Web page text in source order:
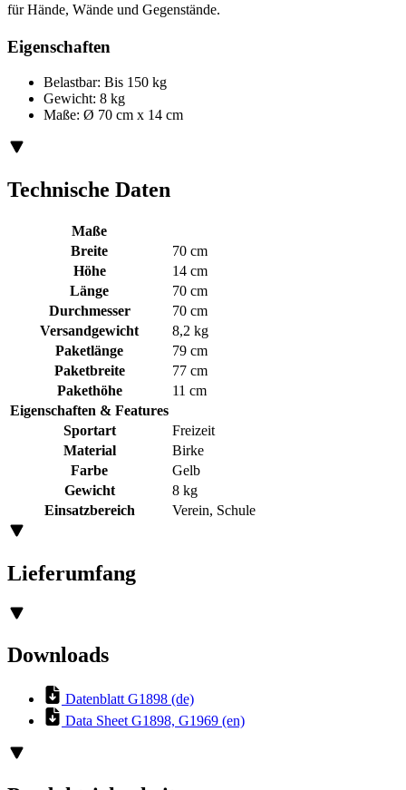
für Hände, Wände und Gegenstände.
Eigenschaften
Belastbar: Bis 150 kg
Gewicht: 8 kg
Maße: Ø 70 cm x 14 cm
Technische Daten
Maße
Breite
70 cm
Höhe
14 cm
Länge
70 cm
Durchmesser
70 cm
Versandgewicht
8,2 kg
Paketlänge
79 cm
Paketbreite
77 cm
Pakethöhe
11 cm
Eigenschaften & Features
Sportart
Freizeit
Material
Birke
Farbe
Gelb
Gewicht
8 kg
Einsatzbereich
Verein, Schule
Lieferumfang
Downloads
Datenblatt G1898 (de)
Data Sheet G1898, G1969 (en)